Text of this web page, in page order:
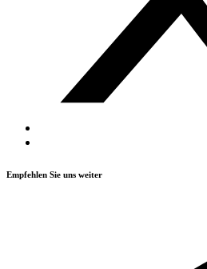
Empfehlen Sie uns weiter